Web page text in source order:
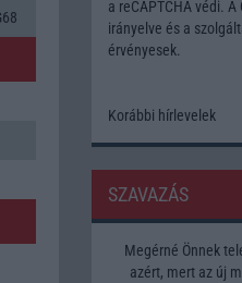
a reCAPTCHA védi. A
irányelve és a
érvényesek.
Korábbi hírlevelek
SZAVAZÁS
Megérné Önnek
azért, mert az új